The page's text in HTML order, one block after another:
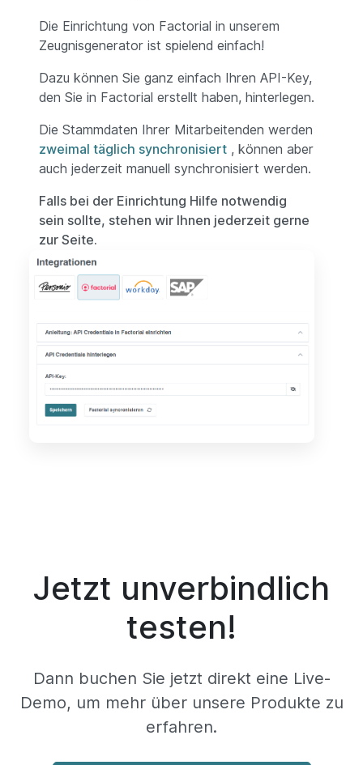
Die Einrichtung von Factorial in unserem
Zeugnisgenerator ist spielend einfach!
Dazu können Sie ganz einfach Ihren API-Key,
den Sie in Factorial erstellt haben, hinterlegen.
Die Stammdaten Ihrer Mitarbeitenden werden
zweimal täglich synchronisiert , können aber
auch jederzeit manuell synchronisiert werden.
Falls bei der Einrichtung Hilfe notwendig
sein sollte, stehen wir Ihnen jederzeit gerne
zur Seite.
Jetzt unverbindlich
testen!
Dann buchen Sie jetzt direkt eine Live-
Demo, um mehr über unsere Produkte zu
erfahren.